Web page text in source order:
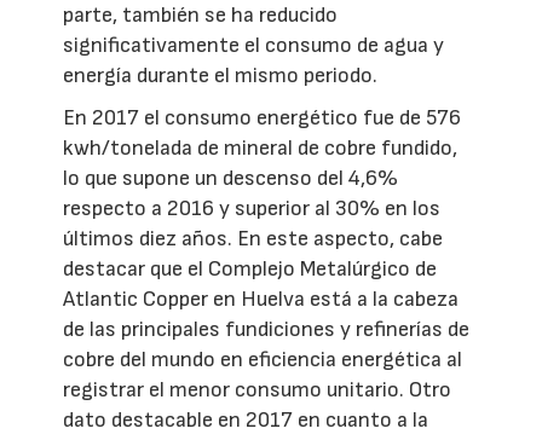
parte, también se ha reducido
significativamente el consumo de agua y
energía durante el mismo periodo.
En 2017 el consumo energético fue de 576
kwh/tonelada de mineral de cobre fundido,
lo que supone un descenso del 4,6%
respecto a 2016 y superior al 30% en los
últimos diez años. En este aspecto, cabe
destacar que el Complejo Metalúrgico de
Atlantic Copper en Huelva está a la cabeza
de las principales fundiciones y refinerías de
cobre del mundo en eficiencia energética al
registrar el menor consumo unitario. Otro
dato destacable en 2017 en cuanto a la